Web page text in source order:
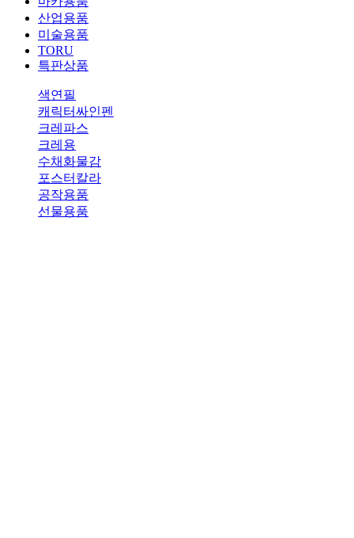
산업용품
미술용품
TORU
특판상품
색연필
캐릭터싸인펜
크레파스
크레용
수채화물감
포스터칼라
공작용품
선물용품